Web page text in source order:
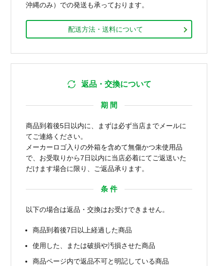
沖縄のみ）での発送も承っております。
配送方法・送料について
返品・交換について
期 間
商品到着後5日以内に、まずは必ず当店までメールに
てご連絡ください。
メーカーロゴ入りの外箱を含めて無傷かつ未使用品
で、お受取りから7日以内に当店必着にてご返送いた
だけます場合に限り、ご返品承ります。
条 件
以下の場合は返品・交換はお受けできません。
商品到着後7日以上経過した商品
使用した、または破損や汚損させた商品
商品ページ内で返品不可と明記している商品